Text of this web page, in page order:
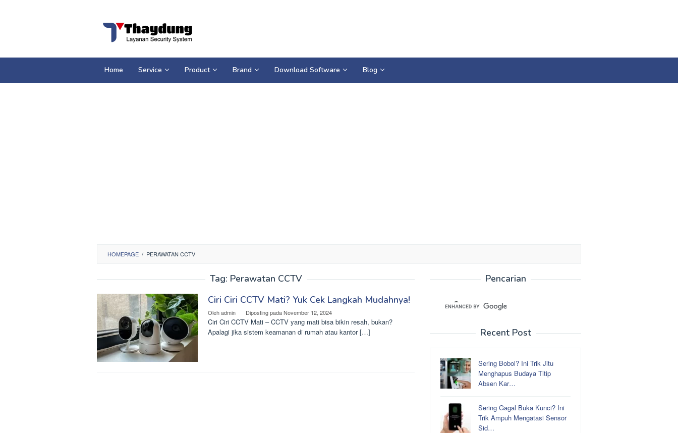
Home Service Product Brand Download Software Blog
HOMEPAGE / PERAWATAN CCTV
Tag: Perawatan CCTV
Ciri Ciri CCTV Mati? Yuk Cek Langkah Mudahnya!
Olehadmin Diposting padaNovember 12, 2024
Ciri Ciri CCTV Mati – CCTV yang mati bisa bikin resah, bukan?
Apalagi jika sistem keamanan di rumah atau kantor […]
Pencarian
Recent Post
Sering Bobol? Ini Trik Jitu
Menghapus Budaya Titip
Absen Kar…
Sering Gagal Buka Kunci? Ini
Trik Ampuh Mengatasi Sensor
Sid…